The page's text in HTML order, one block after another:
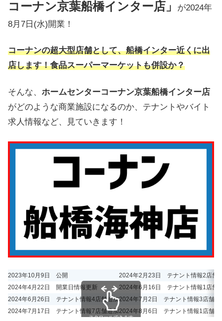
コーナン京葉船橋インター店」
が2024年
8月7日(水)開業！
コーナンの超大型店舗として、船橋インター近くに出
店します！食品スーパーマーケットも併設か？
そんな、 ホームセンターコーナン京葉船橋インター店
がどのような商業施設になるのか、テナントやバイト
求人情報など、見ていきます！
2023年10月9日 公開
2024年2月23日 テナント情報2店舗
2024年4月22日 開業日情報更新
2024年6月16日 テナント情報1店舗
2024年6月26日 テナント情報4店舗追加2024年7月2日 テナント情報3店舗追
2024年7月17日 テナント情報7店舗追加2024年8月6日 テナント情報1店舗追
スクロールできます